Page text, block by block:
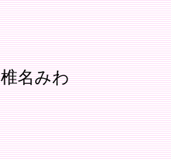
椎名みわ